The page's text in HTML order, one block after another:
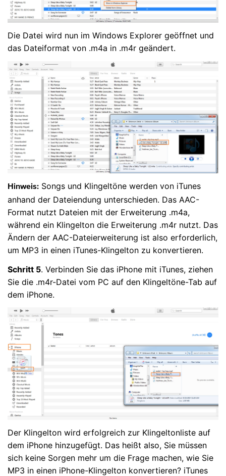
Die Datei wird nun im Windows Explorer geöffnet und
das Dateiformat von .m4a in .m4r geändert.
Hinweis: Songs und Klingeltöne werden von iTunes
anhand der Dateiendung unterschieden. Das AAC-
Format nutzt Dateien mit der Erweiterung .m4a,
während ein Klingelton die Erweiterung .m4r nutzt. Das
Ändern der AAC-Dateierweiterung ist also erforderlich,
um MP3 in einen iTunes-Klingelton zu konvertieren.
Schritt 5. Verbinden Sie das iPhone mit iTunes, ziehen
Sie die .m4r-Datei vom PC auf den Klingeltöne-Tab auf
dem iPhone.
Der Klingelton wird erfolgreich zur Klingeltonliste auf
dem iPhone hinzugefügt. Das heißt also, Sie müssen
sich keine Sorgen mehr um die Frage machen, wie Sie
MP3 in einen iPhone-Klingelton konvertieren? iTunes